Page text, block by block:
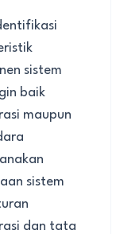
sistem
baik
maupun
sistem
dan tata